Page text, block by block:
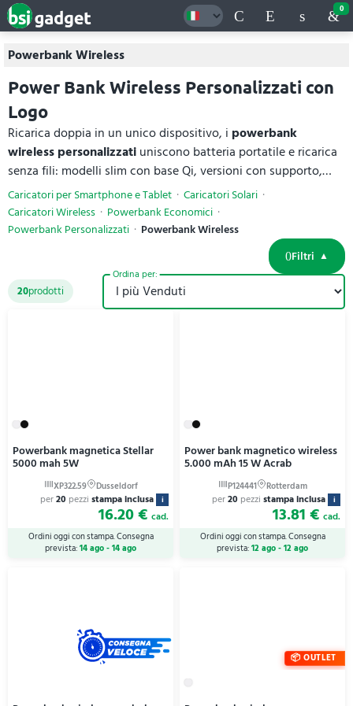
0
Powerbank Wireless
Power Bank Wireless Personalizzati con
Logo
Ricarica doppia in un unico dispositivo, i powerbank
wireless personalizzatiuniscono batteria portatile e ricarica
senza fili: modelli slim con base Qi, versioni con supporto,
magnetici MagSafe e con display, da 5.000 a 20.000 mAh.
Costruiti con materiali di qualità: in plastica ABS, PCR
riciclata, alluminio e vetro. Pratici e all'avanguardia, si
powerbank wireless
trovi materiali e specifiche tecniche complete, con prezzi
online.
Caricatori per Smartphone e Tablet
Caricatori Solari
Caricatori Wireless
Powerbank Economici
Powerbank Personalizzati
Powerbank Wireless
Filtri
20prodotti
Ordina per:
Powerbank magnetica Stellar
5000 mah 5W
per20 pezzi stampa inclusa i
16.20 € cad.
Ordini oggi con stampa. Consegna
prevista:14 ago - 14 ago
Power bank magnetico wireless
5.000 mAh 15 W Acrab
per20 pezzi stampa inclusa i
13.81 € cad.
Ordini oggi con stampa. Consegna
prevista:12 ago - 12 ago
OUTLET